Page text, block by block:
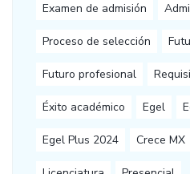
Examen de admisión
Proceso de selección
Futuro profesional
Éxito académico Egel
Egel Plus 2024 Crece MX